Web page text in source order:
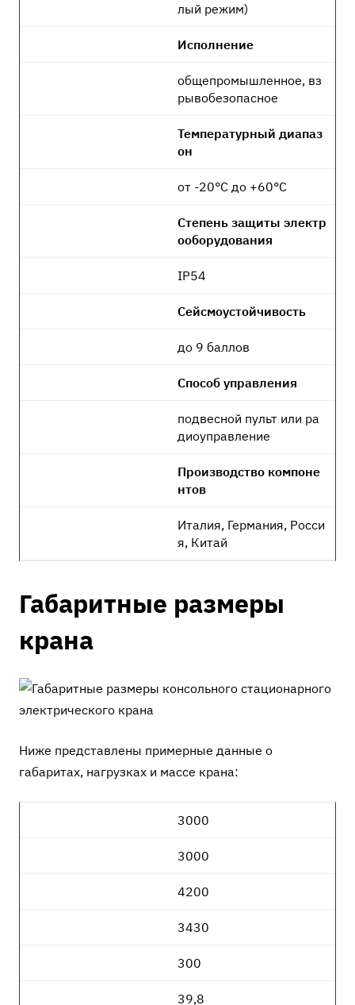
лый режим)
Исполнение
общепромышленное, вз
рывобезопасное
Температурный диапаз
он
от -20°C до +60°C
Степень защиты электр
ооборудования
IP54
Сейсмоустойчивость
до 9 баллов
Способ управления
подвесной пульт или ра
диоуправление
Производство компоне
нтов
Италия, Германия, Росси
я, Китай
Габаритные размеры
крана
Ниже представлены примерные данные о
габаритах, нагрузках и массе крана:
3000
3000
4200
3430
300
39,8